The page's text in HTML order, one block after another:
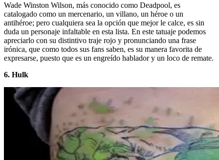
Wade Winston Wilson, más conocido como Deadpool, es
catalogado como un mercenario, un villano, un héroe o un
antihéroe; pero cualquiera sea la opción que mejor le calce, es sin
duda un personaje infaltable en esta lista. En este tatuaje podemos
apreciarlo con su distintivo traje rojo y pronunciando una frase
irónica, que como todos sus fans saben, es su manera favorita de
expresarse, puesto que es un engreído hablador y un loco de remate.
6. Hulk